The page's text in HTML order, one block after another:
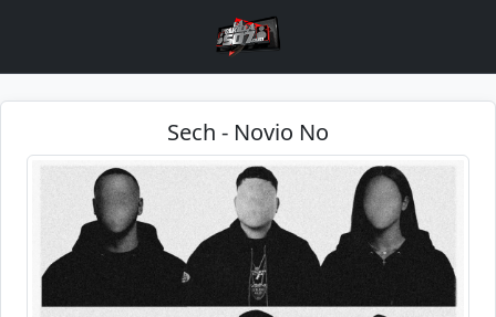
Sech - Novio No